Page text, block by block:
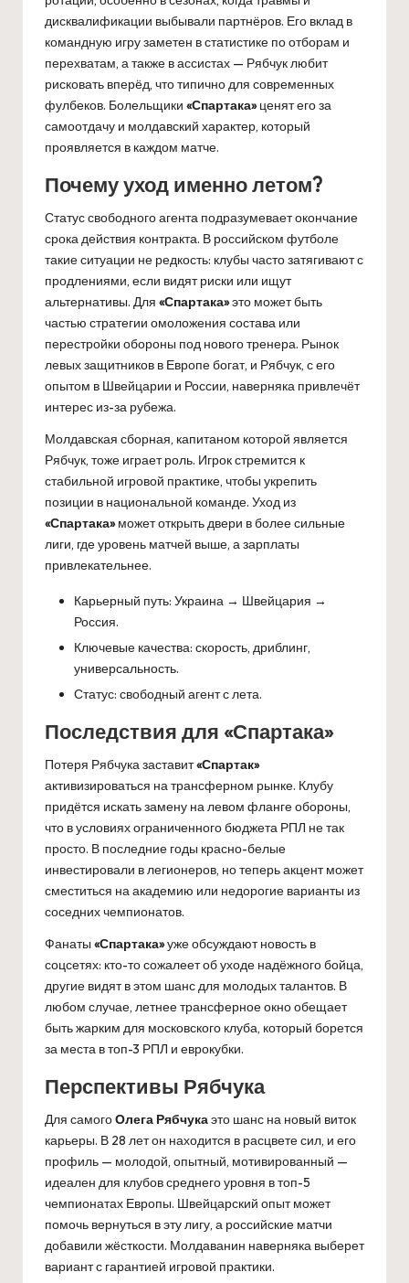
дисквалификации выбывали партнёров. Его вклад в
командную игру заметен в статистике по отборам и
перехватам, а также в ассистах — Рябчук любит
рисковать вперёд, что типично для современных
фулбеков. Болельщики «Спартака»ценят его за
самоотдачу и молдавский характер, который
проявляется в каждом матче.
Почему уход именно летом?
Статус свободного агента подразумевает окончание
срока действия контракта. В российском футболе
такие ситуации не редкость: клубы часто затягивают с
продлениями, если видят риски или ищут
альтернативы. Для «Спартака»это может быть
частью стратегии омоложения состава или
перестройки обороны под нового тренера. Рынок
левых защитников в Европе богат, и Рябчук, с его
опытом в Швейцарии и России, наверняка привлечёт
интерес из-за рубежа.
Молдавская сборная, капитаном которой является
Рябчук, тоже играет роль. Игрок стремится к
стабильной игровой практике, чтобы укрепить
позиции в национальной команде. Уход из
«Спартака»может открыть двери в более сильные
лиги, где уровень матчей выше, а зарплаты
привлекательнее.
Карьерный путь: Украина → Швейцария →
Россия.
Ключевые качества: скорость, дриблинг,
универсальность.
Статус: свободный агент с лета.
Последствия для «Спартака»
Потеря Рябчука заставит«Спартак»
активизироваться на трансферном рынке. Клубу
придётся искать замену на левом фланге обороны,
что в условиях ограниченного бюджета РПЛ не так
просто. В последние годы красно-белые
инвестировали в легионеров, но теперь акцент может
сместиться на академию или недорогие варианты из
соседних чемпионатов.
Фанаты «Спартака»уже обсуждают новость в
соцсетях: кто-то сожалеет об уходе надёжного бойца,
другие видят в этом шанс для молодых талантов. В
любом случае, летнее трансферное окно обещает
быть жарким для московского клуба, который борется
за места в топ-3 РПЛ и еврокубки.
Перспективы Рябчука
Для самогоОлега Рябчукаэто шанс на новый виток
карьеры. В 28 лет он находится в расцвете сил, и его
профиль — молодой, опытный, мотивированный —
идеален для клубов среднего уровня в топ-5
чемпионатах Европы. Швейцарский опыт может
помочь вернуться в эту лигу, а российские матчи
добавили жёсткости. Молдаванин наверняка выберет
вариант с гарантией игровой практики.